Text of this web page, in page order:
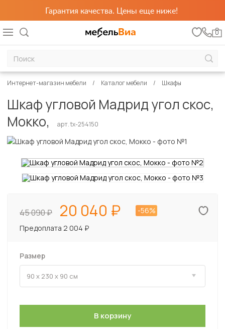
Гарантия качества. Цены еще ниже!
0
Интернет-магазин мебели Каталог мебели Шкафы
Шкаф угловой Мадрид угол скос,
Мокко,
арт. tx-254150
45 090 20 040
-56%
Предоплата 2 004 ₽
Размер